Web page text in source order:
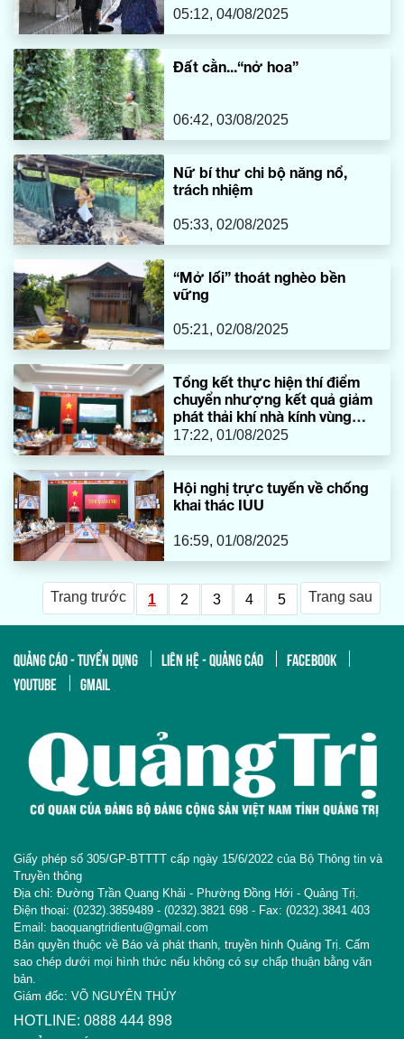
05:12, 04/08/2025
Đất cằn...“nở hoa”
06:42, 03/08/2025
Nữ bí thư chi bộ năng nổ,
trách nhiệm
05:33, 02/08/2025
“Mở lối” thoát nghèo bền
vững
05:21, 02/08/2025
Tổng kết thực hiện thí điểm
chuyển nhượng kết quả giảm
phát thải khí nhà kính vùng
Bắc Trung Bộ
17:22, 01/08/2025
Hội nghị trực tuyến về chống
khai thác IUU
16:59, 01/08/2025
Trang trước 1 2 3 4 5 Trang sau
QUẢNG CÁO - TUYỂN DỤNG LIÊN HỆ - QUẢNG CÁO
FACEBOOK
YOUTUBE
GMAIL
Giấy phép số 305/GP-BTTTT cấp ngày 15/6/2022 của Bộ Thông tin và
Truyền thông
Địa chỉ: Đường Trần Quang Khải - Phường Đồng Hới - Quảng Trị.
Điện thoại: (0232).3859489 - (0232).3821 698 - Fax: (0232).3841 403
Email: baoquangtridientu@gmail.com
Bản quyền thuộc về Báo và phát thanh, truyền hình Quảng Trị. Cấm
sao chép dưới mọi hình thức nếu không có sự chấp thuận bằng văn
bản.
Giám đốc: VÕ NGUYÊN THỦY
HOTLINE: 0888 444 898